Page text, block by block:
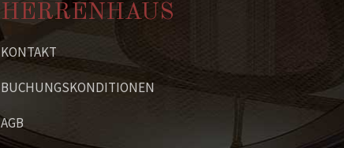
HERRENHAUS
KONTAKT
BUCHUNGSKONDITIONEN
AGB